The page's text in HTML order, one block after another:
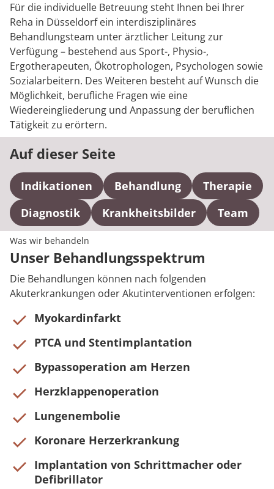
Für die individuelle Betreuung steht Ihnen bei Ihrer
Reha in Düsseldorf ein interdisziplinäres
Behandlungsteam unter ärztlicher Leitung zur
Verfügung – bestehend aus Sport-, Physio-,
Ergotherapeuten, Ökotrophologen, Psychologen sowie
Sozialarbeitern. Des Weiteren besteht auf Wunsch die
Möglichkeit, berufliche Fragen wie eine
Wiedereingliederung und Anpassung der beruflichen
Tätigkeit zu erörtern.
Auf dieser Seite
Indikationen Behandlung
Therapie
Diagnostik
Krankheitsbilder Team
Was wir behandeln
Unser Behandlungsspektrum
Die Behandlungen können nach folgenden
Akuterkrankungen oder Akutinterventionen erfolgen:
Myokardinfarkt
PTCA und Stentimplantation
Bypassoperation am Herzen
Herzklappenoperation
Lungenembolie
Koronare Herzerkrankung
Implantation von Schrittmacher oder
Defibrillator